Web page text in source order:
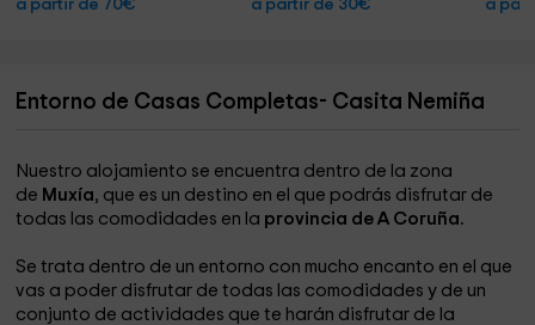
a partir de 70€ a partir de 30€ a
Entorno de Casas Completas- Casita Nemiña
Nuestro alojamiento se encuentra dentro de la zona
de Muxía, que es un destino en el que podrás disfrutar de
todas las comodidades en la provincia de A Coruña.
Se trata dentro de un entorno con mucho encanto en el que
vas a poder disfrutar de todas las comodidades y de un
conjunto de actividades que te harán disfrutar de la